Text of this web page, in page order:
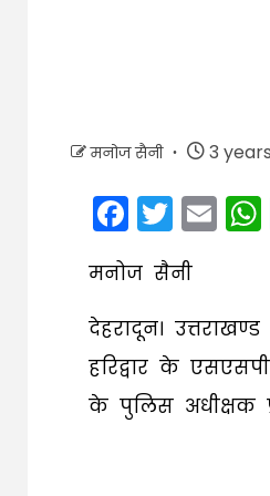
मनोज सैनी 3
मनोज सैनी
देहरादून।
हरिद्वार के
के पुलिस अधीक्षक